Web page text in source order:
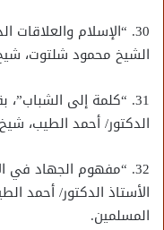
30. “الإسلام
الشيخ محمود شلتوت،
31. “كلمة إلى الشباب”،
الدكتور/ أحمد الطيب،
32. “مفهوم الجهاد في
الأستاذ الدكتور/ أحمد
المسلمين.